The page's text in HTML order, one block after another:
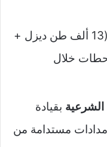
(13 ألف طن ديزل +
خلال
بقيادة
مستدامة من